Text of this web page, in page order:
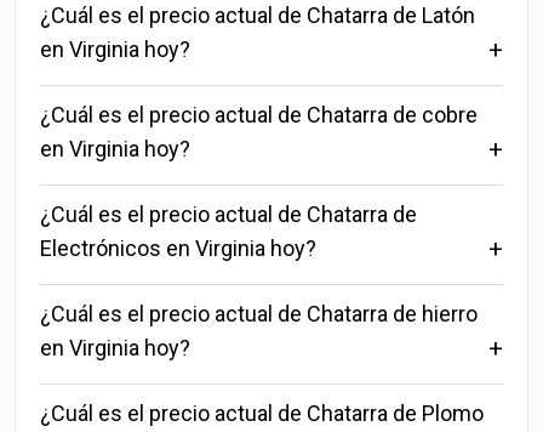
¿Cuál es el precio actual de Chatarra de Latón
en Virginia hoy?
¿Cuál es el precio actual de Chatarra de cobre
en Virginia hoy?
¿Cuál es el precio actual de Chatarra de
Electrónicos en Virginia hoy?
¿Cuál es el precio actual de Chatarra de hierro
en Virginia hoy?
¿Cuál es el precio actual de Chatarra de Plomo